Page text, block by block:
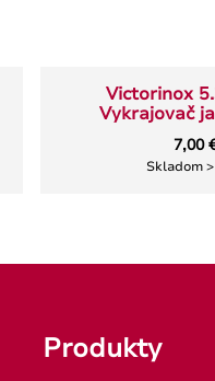
Victorinox
Vykrajovač
7,00
Skladom
Produkty